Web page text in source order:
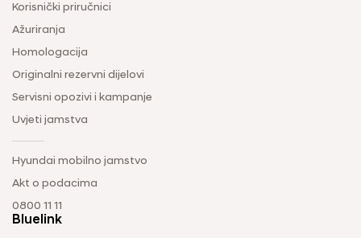
Korisnički priručnici
Ažuriranja
Homologacija
Originalni rezervni dijelovi
Servisni opozivi i kampanje
Uvjeti jamstva
Hyundai mobilno jamstvo
Akt o podacima
0800 11 11
Bluelink